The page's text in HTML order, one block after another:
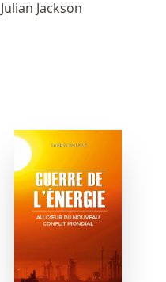
Julian Jackson